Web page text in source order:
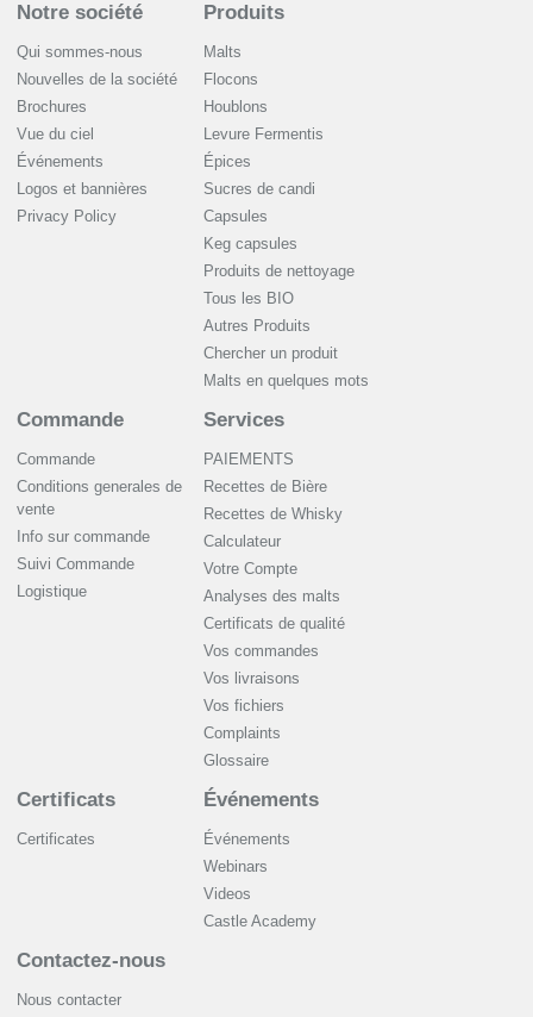
Notre société
Qui sommes-nous
Nouvelles de la société
Brochures
Vue du ciel
Événements
Logos et bannières
Privacy Policy
Produits
Malts
Flocons
Houblons
Levure Fermentis
Épices
Sucres de candi
Capsules
Keg capsules
Produits de nettoyage
Tous les BIO
Autres Produits
Chercher un produit
Malts en quelques mots
Commande
Commande
Conditions generales de
vente
Info sur commande
Suivi Commande
Logistique
Services
PAIEMENTS
Recettes de Bière
Recettes de Whisky
Сalculateur
Votre Compte
Analyses des malts
Certificats de qualité
Vos commandes
Vos livraisons
Vos fichiers
Complaints
Glossaire
Certificats
Certificates
Événements
Événements
Webinars
Videos
Castle Academy
Contactez-nous
Nous contacter